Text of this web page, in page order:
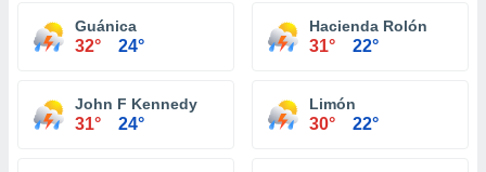
Guánica
32° 24°
Hacienda Rolón
31° 22°
John F Kennedy
31° 24°
Limón
30° 22°